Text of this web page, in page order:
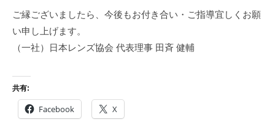
ご縁ございましたら、今後もお付き合い・ご指導宜しくお願
い申し上げます。
（一社）日本レンズ協会 代表理事 田斉 健輔
共有:
Facebook X